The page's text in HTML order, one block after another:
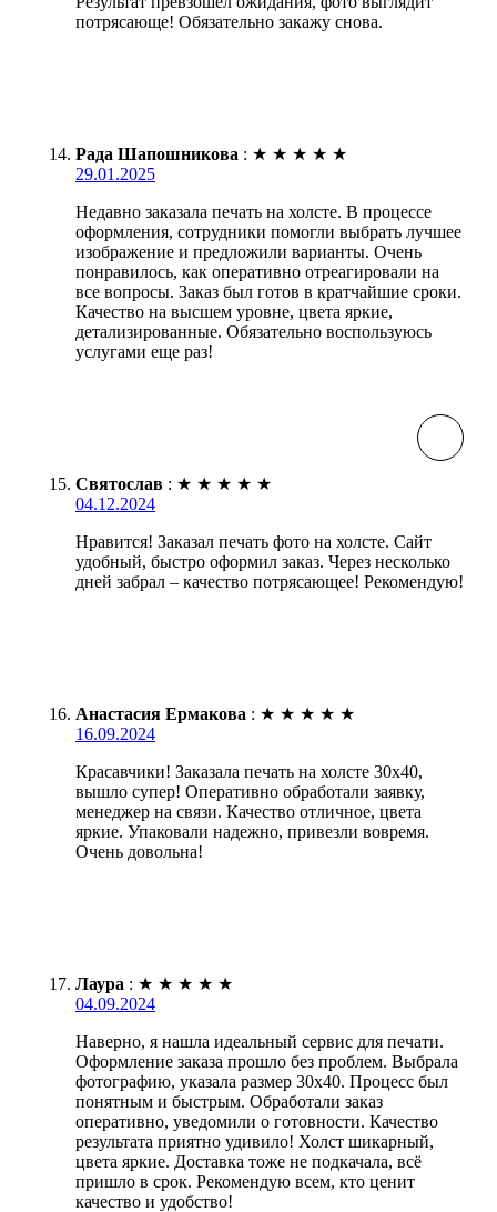
потрясающе! Обязательно закажу снова.
Рада Шапошникова : ★ ★ ★ ★ ★
29.01.2025
Недавно заказала печать на холсте. В процессе
оформления, сотрудники помогли выбрать лучшее
изображение и предложили варианты. Очень
понравилось, как оперативно отреагировали на
все вопросы. Заказ был готов в кратчайшие сроки.
Качество на высшем уровне, цвета яркие,
детализированные. Обязательно воспользуюсь
услугами еще раз!
Святослав : ★ ★ ★ ★ ★
04.12.2024
Нравится! Заказал печать фото на холсте. Сайт
удобный, быстро оформил заказ. Через несколько
дней забрал – качество потрясающее! Рекомендую!
Анастасия Ермакова : ★ ★ ★ ★ ★
16.09.2024
Красавчики! Заказала печать на холсте 30х40,
вышло супер! Оперативно обработали заявку,
менеджер на связи. Качество отличное, цвета
яркие. Упаковали надежно, привезли вовремя.
Очень довольна!
Лаура : ★ ★ ★ ★ ★
04.09.2024
Наверно, я нашла идеальный сервис для печати.
Оформление заказа прошло без проблем. Выбрала
фотографию, указала размер 30х40. Процесс был
понятным и быстрым. Обработали заказ
оперативно, уведомили о готовности. Качество
результата приятно удивило! Холст шикарный,
цвета яркие. Доставка тоже не подкачала, всё
пришло в срок. Рекомендую всем, кто ценит
качество и удобство!